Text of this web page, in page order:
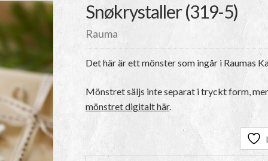
Snøkrystaller (319-5)
Rauma
Det här är ett mönster som ingår i Raumas
Mönstret säljs inte separat i tryckt form,
mönstret digitalt här.